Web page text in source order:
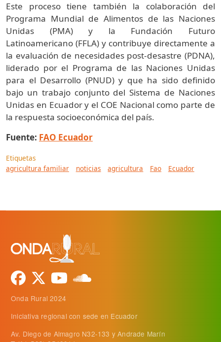
Este proceso tiene también la colaboración del
Programa Mundial de Alimentos de las Naciones
Unidas (PMA) y la Fundación Futuro
Latinoamericano (FFLA) y contribuye directamente a
la evaluación de necesidades post-desastre (PDNA),
liderado por el Programa de las Naciones Unidas
para el Desarrollo (PNUD) y que ha sido definido
bajo un trabajo conjunto del Sistema de Naciones
Unidas en Ecuador y el COE Nacional como parte de
la respuesta socioeconómica del país.
Fuente: FAO Ecuador
Etiquetas
agricultura familiar
noticias agricultura Fao Ecuador
Onda Rural 2024
Iniciativa regional con sede en Ecuador
Av. Diego de Almagro N32-133 y Andrade Marín